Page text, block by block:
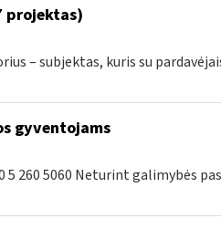
projektas)
– subjektas, kuris su
gyventojams
5 260 5060 Neturint galimybės